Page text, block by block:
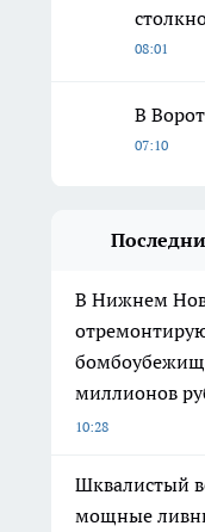
08:01
В
07:10
В Нижнем
миллионов
10:28
Шквалистый
мощные